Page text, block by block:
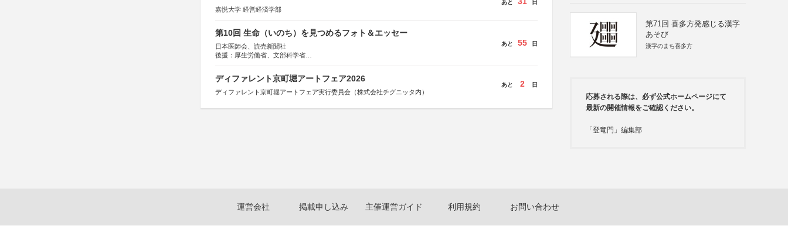
嘉悦大学 経営経済学部
あと 日
第10回 生命（いのち）を見つめるフォト＆エッセー
日本医師会、読売新聞社
後援：厚生労働省、文部科学省
あと 55 日
ディファレント京町堀アートフェア2026
ディファレント京町堀アートフェア実行委員会（株式会社チグニッタ内）
あと 2 日
第71回 喜多方発感じる漢字
あそび
漢字のまち喜多方
応募される際は、必ず公式ホームページにて
最新の開催情報をご確認ください。
「登竜門」編集部
運営会社 掲載申し込み 主催運営ガイド 利用規約 お問い合わせ